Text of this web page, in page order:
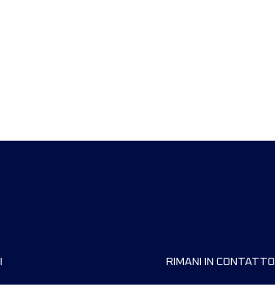
RIMANI IN CONTATTO